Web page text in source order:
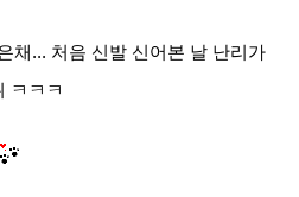
채... 처음 신발 신어본 날 난리가
ㅋㅋㅋ